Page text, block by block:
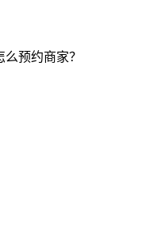
么预约商家？